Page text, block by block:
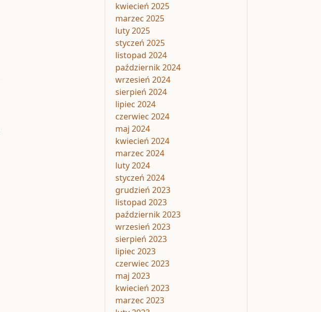
kwiecień 2025
marzec 2025
luty 2025
styczeń 2025
listopad 2024
październik 2024
wrzesień 2024
sierpień 2024
lipiec 2024
czerwiec 2024
maj 2024
kwiecień 2024
marzec 2024
luty 2024
styczeń 2024
grudzień 2023
listopad 2023
październik 2023
wrzesień 2023
sierpień 2023
lipiec 2023
czerwiec 2023
maj 2023
kwiecień 2023
marzec 2023